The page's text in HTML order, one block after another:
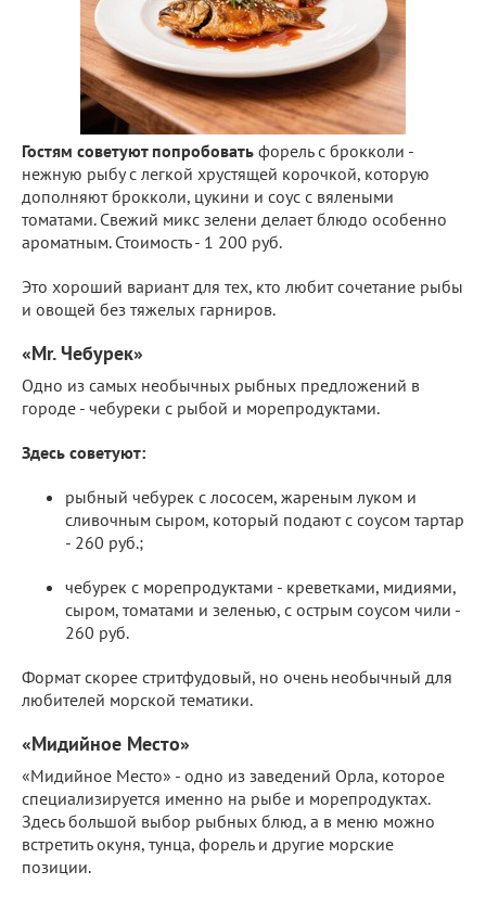
Гостям советуют попробовать форель с брокколи -
нежную рыбу с легкой хрустящей корочкой, которую
дополняют брокколи, цукини и соус с вялеными
томатами. Свежий микс зелени делает блюдо особенно
ароматным. Стоимость - 1 200 руб.
Это хороший вариант для тех, кто любит сочетание рыбы
и овощей без тяжелых гарниров.
«Mr. Чебурек»
Одно из самых необычных рыбных предложений в
городе - чебуреки с рыбой и морепродуктами.
Здесь советуют:
рыбный чебурек с лососем, жареным луком и
сливочным сыром, который подают с соусом тартар
- 260 руб.;
чебурек с морепродуктами - креветками, мидиями,
сыром, томатами и зеленью, с острым соусом чили -
260 руб.
Формат скорее стритфудовый, но очень необычный для
любителей морской тематики.
«Мидийное Место»
«Мидийное Место» - одно из заведений Орла, которое
специализируется именно на рыбе и морепродуктах.
Здесь большой выбор рыбных блюд, а в меню можно
встретить окуня, тунца, форель и другие морские
позиции.